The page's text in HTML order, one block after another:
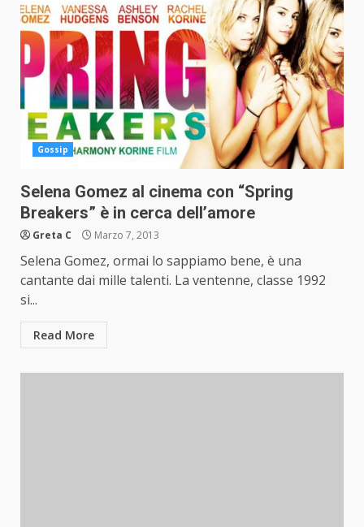
Gossip
Selena Gomez al cinema con “Spring
Breakers” è in cerca dell’amore
Greta C Marzo 7, 2013
Selena Gomez, ormai lo sappiamo bene, è una
cantante dai mille talenti. La ventenne, classe 1992
si...
Read More